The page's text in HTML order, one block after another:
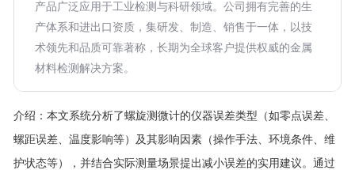
产品广泛应用于工业检测与科研领域。公司拥有完善的生
产体系和进出口资质，集研发、制造、销售于一体，以技
术领先和品质可靠著称，长期为全球客户提供权威的金属
材料检测解决方案。
介绍： 本文系统分析了螺旋测微计的仪器误差类型（如零点误差、
螺距误差、温度影响等）及其影响因素（操作手法、环境条件、维
护状态等），并结合实际测量场景提出减小误差的实用建议。通过